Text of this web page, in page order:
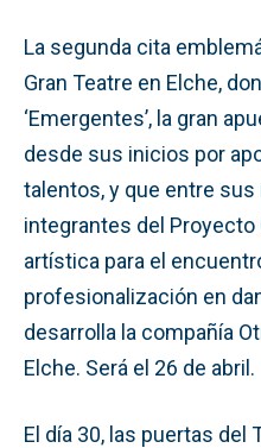
La segunda cita
Gran Teatre en Elche,
‘Emergentes’, la gran
desde sus inicios por
talentos, y que entre
integrantes del Proyecto
artística para el
profesionalización en
desarrolla la compañía
Elche. Será el 26 de abril.
El día 30, las puertas del